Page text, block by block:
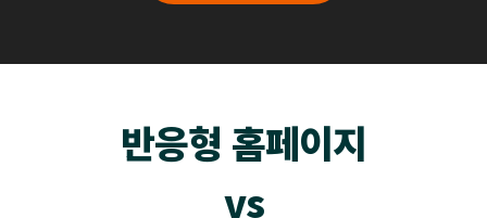
반응형 홈페이지
vs